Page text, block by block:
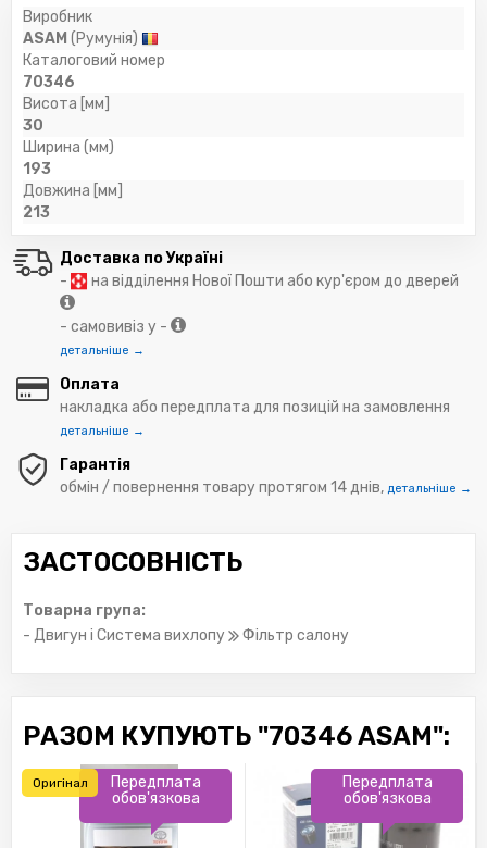
Виробник
ASAM (Румунія)
Каталоговий номер
70346
Висота [мм]
30
Ширина (мм)
193
Довжина [мм]
213
Доставка по Україні
-
на відділення Нової Пошти або кур'єром до дверей
- самовивіз у -
детальніше →
Оплата
накладка або передплата для позицій на замовлення
детальніше →
Гарантія
обмін / повернення товару протягом 14 днів, детальніше →
ЗАСТОСОВНІСТЬ
Товарна група:
- Двигун і Система вихлопу
Фільтр салону
РАЗОМ КУПУЮТЬ "70346 ASAM":
Передплата
обов'язкова
Оригінал
Передплата
обов'язкова